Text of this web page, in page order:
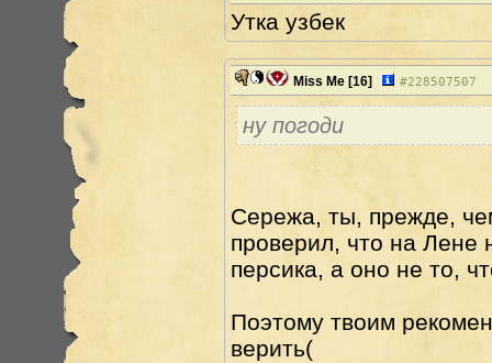
Утка узбек
Miss Me [16] #228507507
ну погоди
Сережа, ты, прежде,
проверил, что на Лене
персика, а оно не то,
Поэтому твоим
верить(